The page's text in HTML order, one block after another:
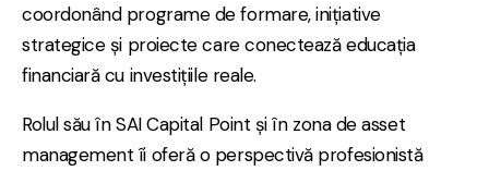
coordonând programe de formare, inițiative
strategice și proiecte care conectează educația
financiară cu investițiile reale.
Rolul său în SAI Capital Point și în zona de asset
management îi oferă o perspectivă profesionistă